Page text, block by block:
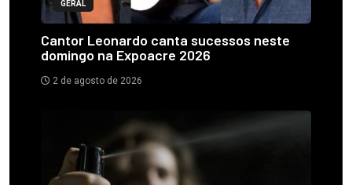
GERAL
Cantor Leonardo canta sucessos neste
domingo na Expoacre 2026
2 de agosto de 2026